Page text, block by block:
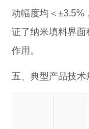
动幅度均＜±3.5%
证了纳米填料界
作用。
五、典型产品技术